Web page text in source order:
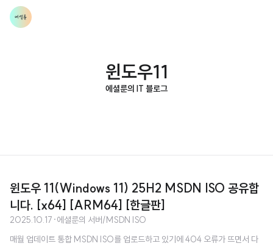
윈도우11
에셜룬의 IT 블로그
윈도우 11(Windows 11) 25H2 MSDN ISO 공유합
니다. [x64] [ARM64] [한글판]
2025.10.17 ·에셜룬의 서버/MSDN ISO
매월 업데이트 통합 MSDN ISO를 업로드하고 있기에 404 오류가 뜨면서 다